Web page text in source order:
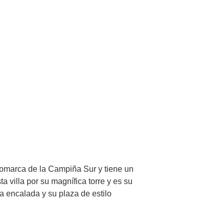
de la Campiña Sur y tiene un
villa por su magnífica torre y es su
encalada y su plaza de estilo